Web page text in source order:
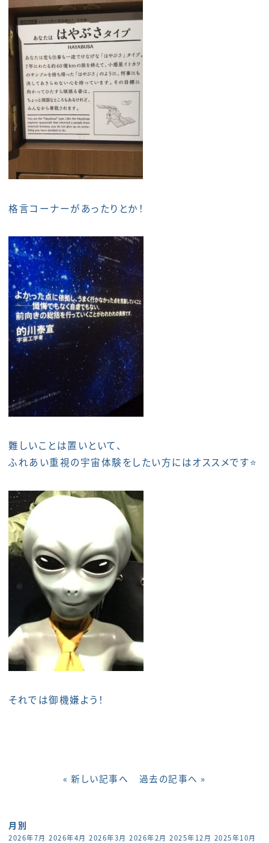
格言コーナーがあったりとか！
難しいことは置いといて、
ふれあい重視の宇宙体験をしたい方にはオススメです⭐️
それでは御機嫌よう！
« 新しい記事へ 過去の記事へ »
月別
2026年7月 2026年4月 2026年3月 2026年2月 2025年12月 2025年10月